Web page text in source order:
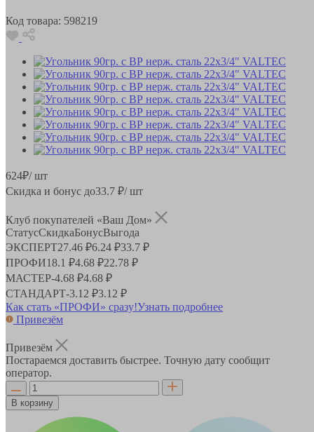
Код товара: 598219
624₽/ шт
Скидка и бонус до33.7 ₽/ шт
Клуб покупателей «Ваш Дом»
СтатусСкидкаБонусВыгода
ЭКСПЕРТ27.46 ₽6.24 ₽33.7 ₽
ПРОФИ18.1 ₽4.68 ₽22.78 ₽
МАСТЕР-4.68 ₽4.68 ₽
СТАНДАРТ-3.12 ₽3.12 ₽
Как стать «ПРОФИ» сразу!Узнать подробнее
Привезём
Привезём
Постараемся доставить быстрее. Точную дату сообщит
оператор.
В корзину